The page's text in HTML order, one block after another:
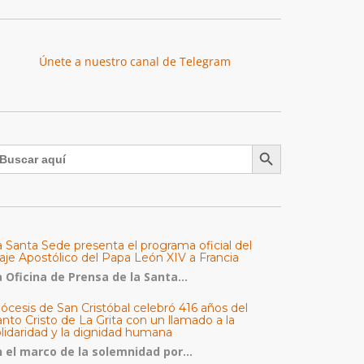
Únete a nuestro canal de Telegram
Botón de búsqueda
Santa Sede presenta el programa oficial del
Apostólico del Papa León XIV a Francia
Oficina de Prensa de la Santa...
de San Cristóbal celebró 416 años del
Cristo de La Grita con un llamado a la
y la dignidad humana
el marco de la solemnidad por...